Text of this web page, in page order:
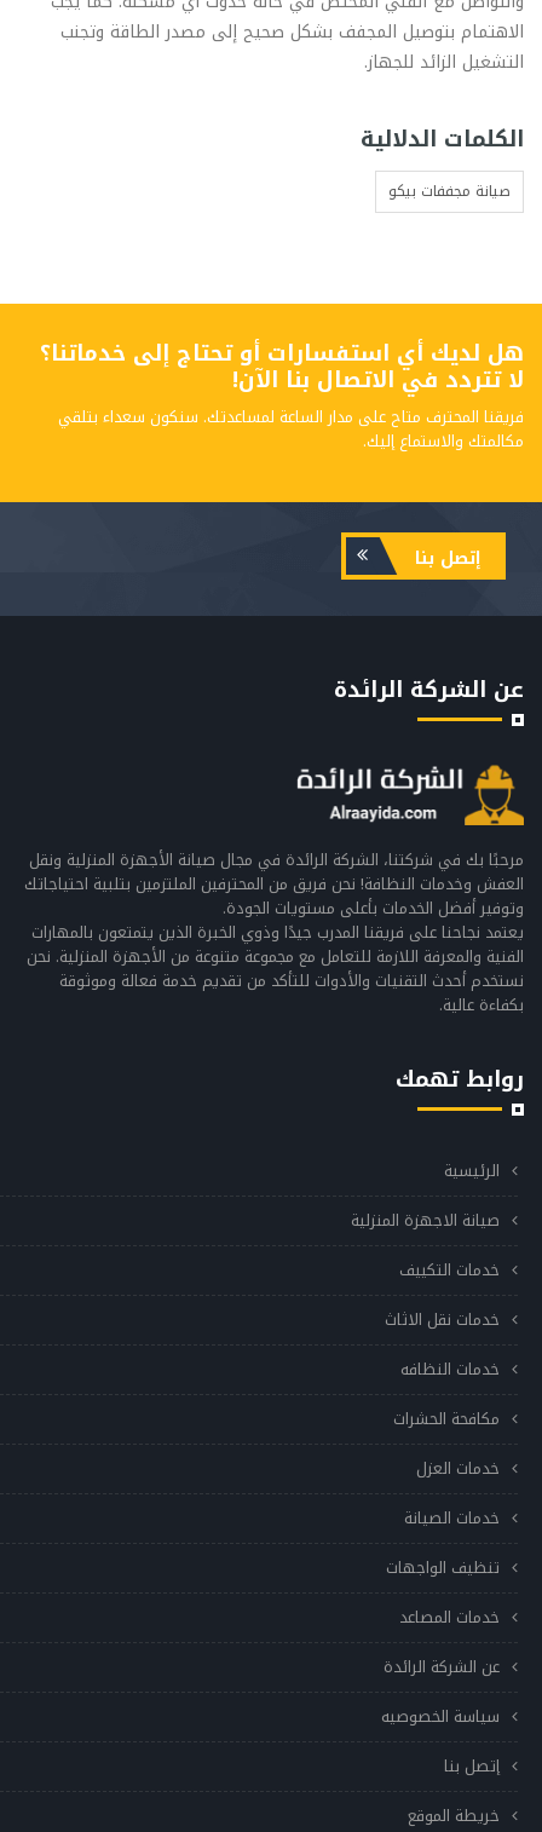
الاهتمام بتوصيل المجفف بشكل صحيح إلى مصدر الطاقة وتجنب
التشغيل الزائد للجهاز.
الكلمات الدلالية
صيانة مجففات بيكو
هل لديك أي استفسارات أو تحتاج إلى خدماتنا؟
لا تتردد في الاتصال بنا الآن!
فريقنا المحترف متاح على مدار الساعة لمساعدتك. سنكون سعداء بتلقي
مكالمتك والاستماع إليك.
إتصل بنا
عن الشركة الرائدة
مرحبًا بك في شركتنا، الشركة الرائدة في مجال صيانة الأجهزة المنزلية ونقل
العفش وخدمات النظافة! نحن فريق من المحترفين الملتزمين بتلبية احتياجاتك
وتوفير أفضل الخدمات بأعلى مستويات الجودة.
يعتمد نجاحنا على فريقنا المدرب جيدًا وذوي الخبرة الذين يتمتعون بالمهارات
الفنية والمعرفة اللازمة للتعامل مع مجموعة متنوعة من الأجهزة المنزلية. نحن
نستخدم أحدث التقنيات والأدوات للتأكد من تقديم خدمة فعالة وموثوقة
بكفاءة عالية.
روابط تهمك
الرئيسية
صيانة الاجهزة المنزلية
خدمات التكييف
خدمات نقل الاثاث
خدمات النظافه
مكافحة الحشرات
خدمات العزل
خدمات الصيانة
تنظيف الواجهات
خدمات المصاعد
عن الشركة الرائدة
سياسة الخصوصيه
إتصل بنا
خريطة الموقع